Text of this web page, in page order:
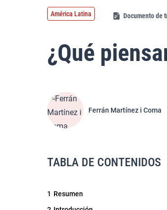
¿Qué
América Latina Documento de
Ferrán Martínez i Coma
TABLA DE CONTENIDOS
1 Resumen